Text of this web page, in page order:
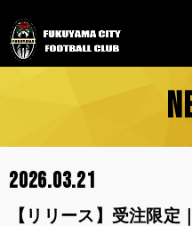
2026.03.21
【リリース】受注限